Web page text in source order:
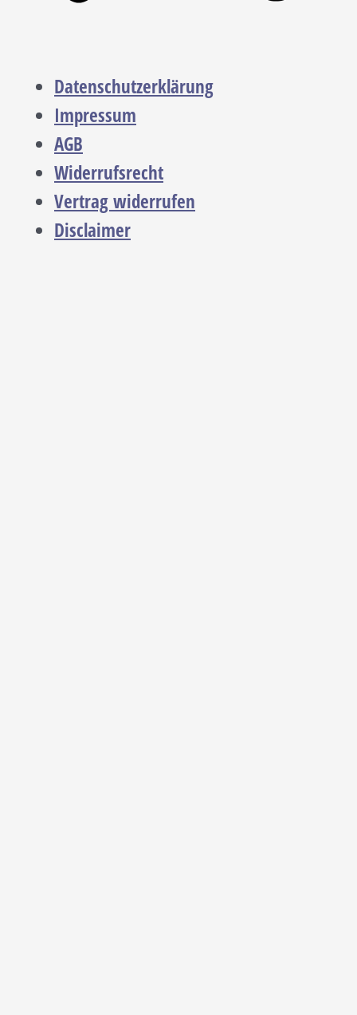
Datenschutzerklärung
Impressum
AGB
Widerrufsrecht
Vertrag widerrufen
Disclaimer